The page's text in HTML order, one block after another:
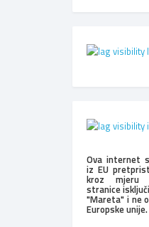
Ova internet
iz EU
kroz mjeru
stranice
"Mareta" i ne
Europske unije.